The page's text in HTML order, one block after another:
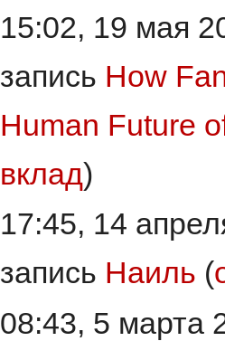
15:02, 19 мая
запись How
Human Future
вклад)
17:45, 14
запись Наиль (
08:43, 5 марта